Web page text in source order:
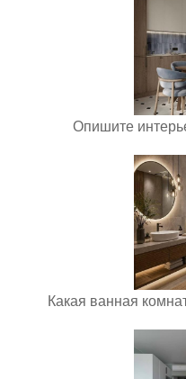
Опишите
Какая ванная